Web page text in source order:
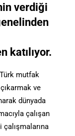
verdiği
katılıyor.
mutfak
ve
dünyada
çalışan
çalışmalarına